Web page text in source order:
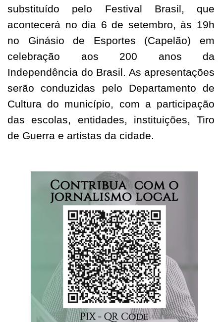
substituído pelo Festival Brasil, que
acontecerá no dia 6 de setembro, às 19h
no Ginásio de Esportes (Capelão) em
celebração aos 200 anos da
Independência do Brasil. As apresentações
serão conduzidas pelo Departamento de
Cultura do município, com a participação
das escolas, entidades, instituições, Tiro
de Guerra e artistas da cidade.